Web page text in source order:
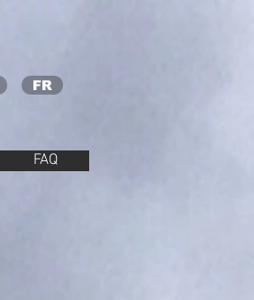
FR
FAQ